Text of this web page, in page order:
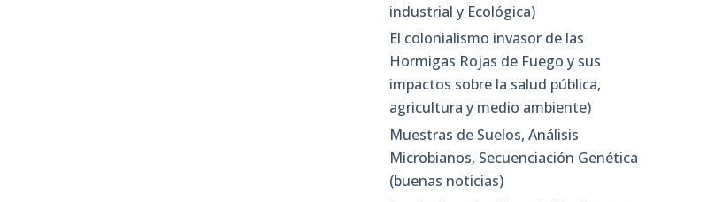
industrial y Ecológica)
El colonialismo invasor de las
Hormigas Rojas de Fuego y sus
impactos sobre la salud pública,
agricultura y medio ambiente)
Muestras de Suelos, Análisis
Microbianos, Secuenciación Genética
(buenas noticias)